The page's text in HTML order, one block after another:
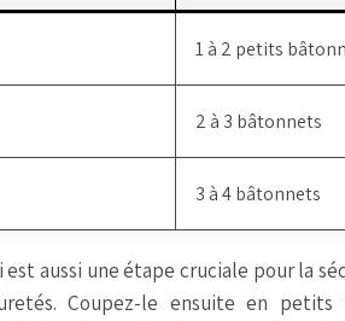
1 à 2 petits
2 à 3 bâtonnets
3 à 4 bâtonnets
aussi une étape cruciale pour la
Coupez-le ensuite en